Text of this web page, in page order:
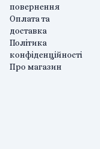
повернення
Оплата та
доставка
Політика
конфіденційності
Про магазин